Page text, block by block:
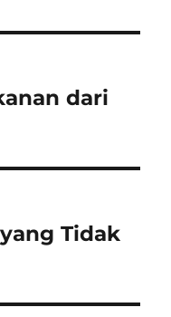
dari
Tidak